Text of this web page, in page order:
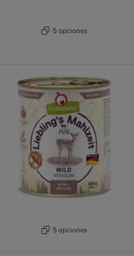
5 opciones
5 opciones